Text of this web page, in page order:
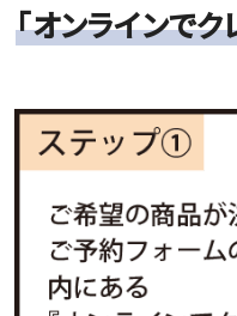
「オンラインでク